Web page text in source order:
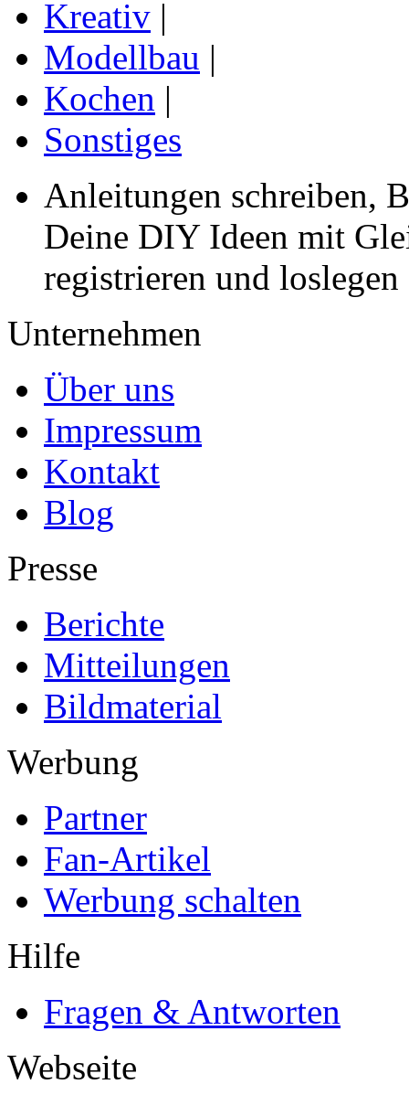
Kreativ |
Modellbau |
Kochen |
Sonstiges
Anleitungen schreiben,
Deine DIY Ideen mit
registrieren und loslegen
Unternehmen
Über uns
Impressum
Kontakt
Blog
Presse
Berichte
Mitteilungen
Bildmaterial
Werbung
Partner
Fan-Artikel
Werbung schalten
Hilfe
Fragen & Antworten
Webseite